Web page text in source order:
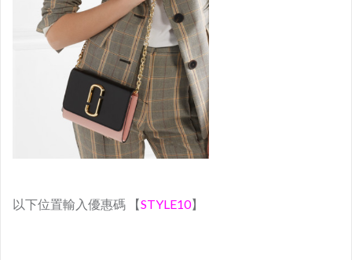
以下位置輸入優惠碼 【STYLE10】